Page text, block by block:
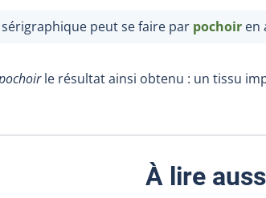
sérigraphique peut se faire par pochoir en
le résultat ainsi obtenu : un tissu
À lire